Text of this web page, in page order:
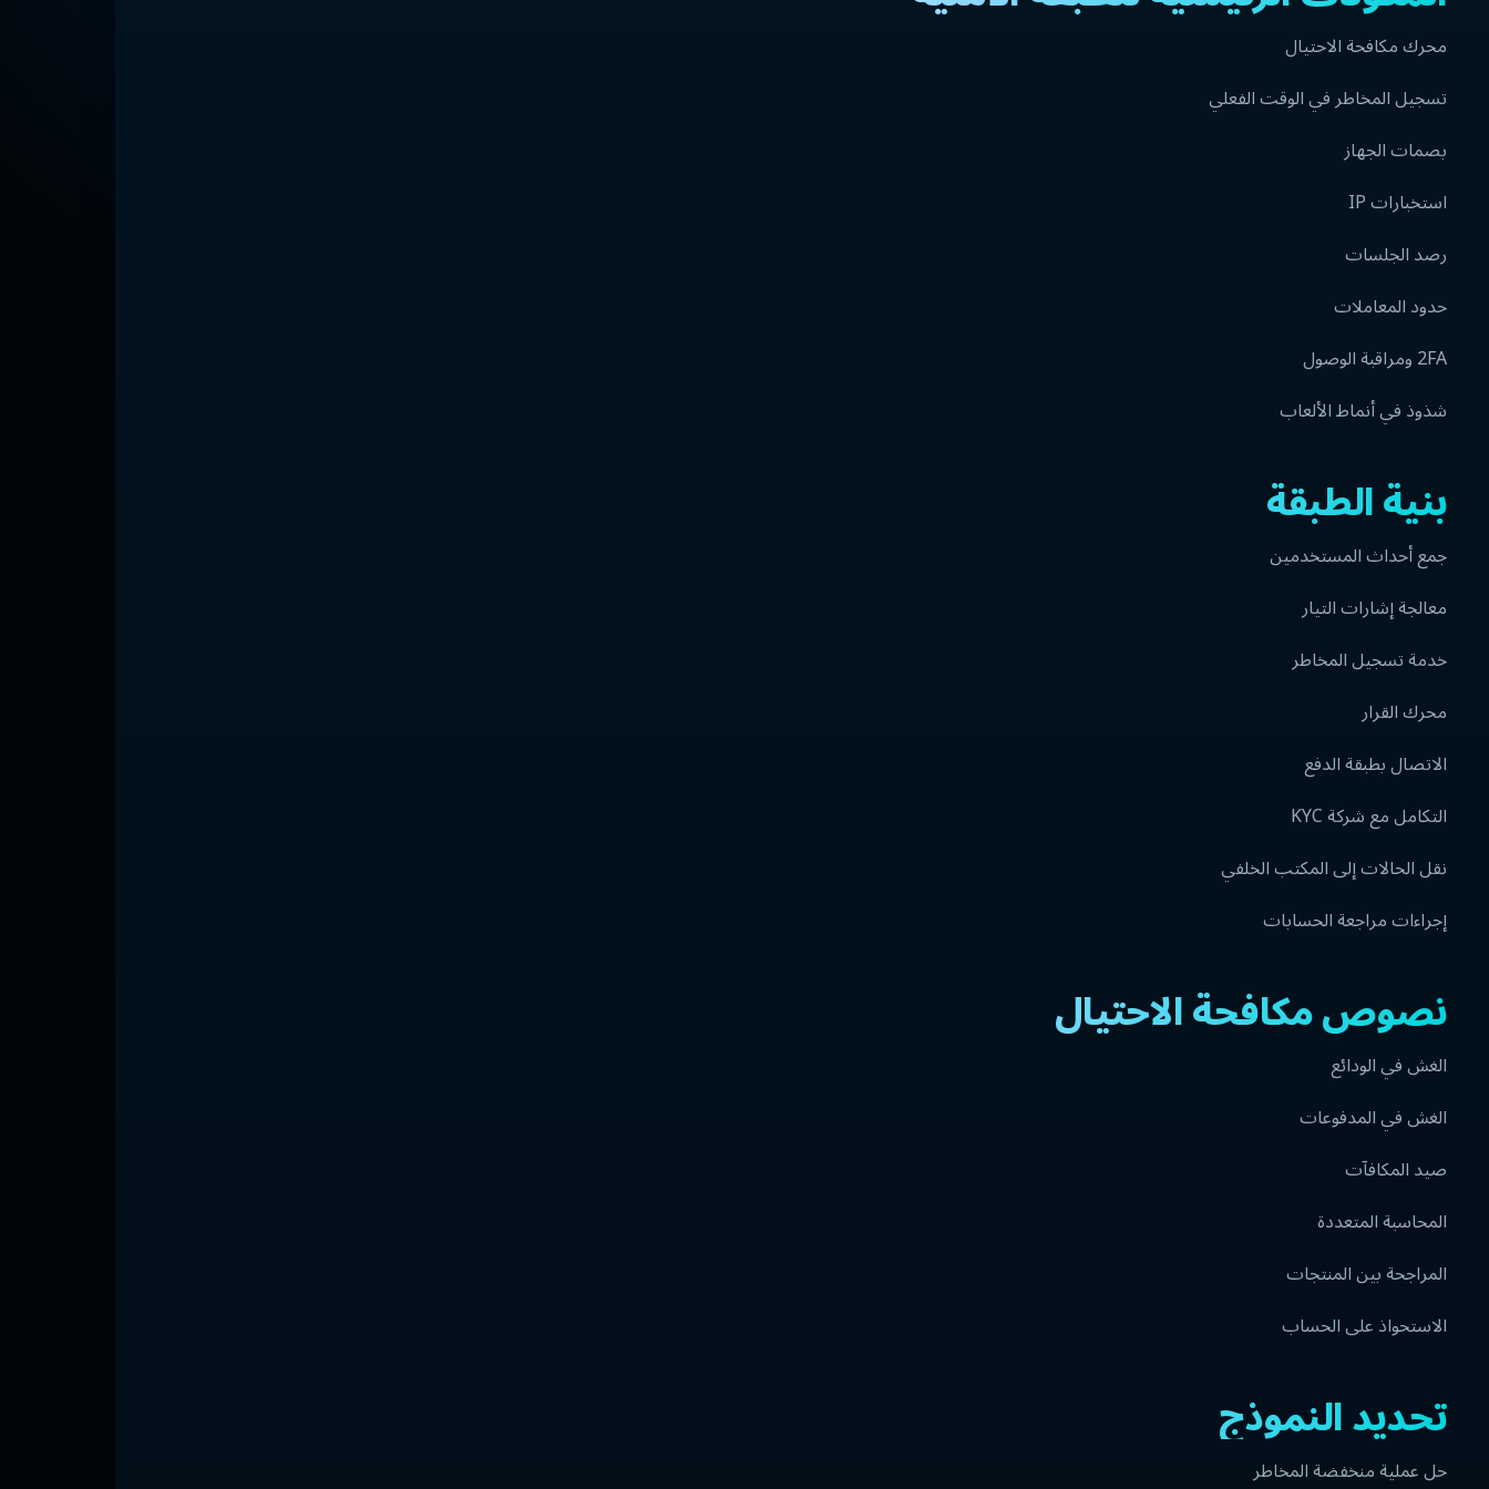
محرك مكافحة الاحتيال
تسجيل المخاطر في الوقت الفعلي
بصمات الجهاز
استخبارات IP
رصد الجلسات
حدود المعاملات
2FA ومراقبة الوصول
شذوذ في أنماط الألعاب
بنية الطبقة
جمع أحداث المستخدمين
معالجة إشارات التيار
خدمة تسجيل المخاطر
محرك القرار
الاتصال بطبقة الدفع
التكامل مع شركة KYC
نقل الحالات إلى المكتب الخلفي
إجراءات مراجعة الحسابات
نصوص مكافحة الاحتيال
الغش في الودائع
الغش في المدفوعات
صيد المكافآت
المحاسبة المتعددة
المراجحة بين المنتجات
الاستحواذ على الحساب
تحديد النموذج
حل عملية منخفضة المخاطر